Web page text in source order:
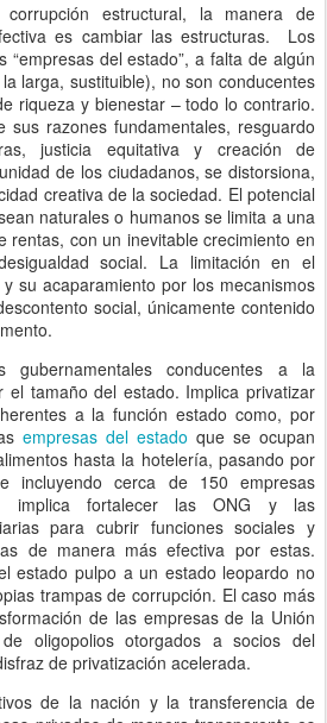
estructural, la manera de
es cambiar las estructuras. Los
“empresas del estado”, a falta de algún
larga, sustituible), no son conducentes
riqueza y bienestar – todo lo contrario.
razones fundamentales, resguardo
justicia equitativa y creación de
de los ciudadanos, se distorsiona,
creativa de la sociedad. El potencial
naturales o humanos se limita a una
rentas, con un inevitable crecimiento en
social. La limitación en el
su acaparamiento por los mecanismos
social, únicamente contenido
gubernamentales conducentes a la
el tamaño del estado. Implica privatizar
a la función estado como, por
empresas del estado que se ocupan
hasta la hotelería, pasando por
incluyendo cerca de 150 empresas
implica fortalecer las ONG y las
para cubrir funciones sociales y
de manera más efectiva por estas.
estado pulpo a un estado leopardo no
trampas de corrupción. El caso más
de las empresas de la Unión
oligopolios otorgados a socios del
de privatización acelerada.
de la nación y la transferencia de